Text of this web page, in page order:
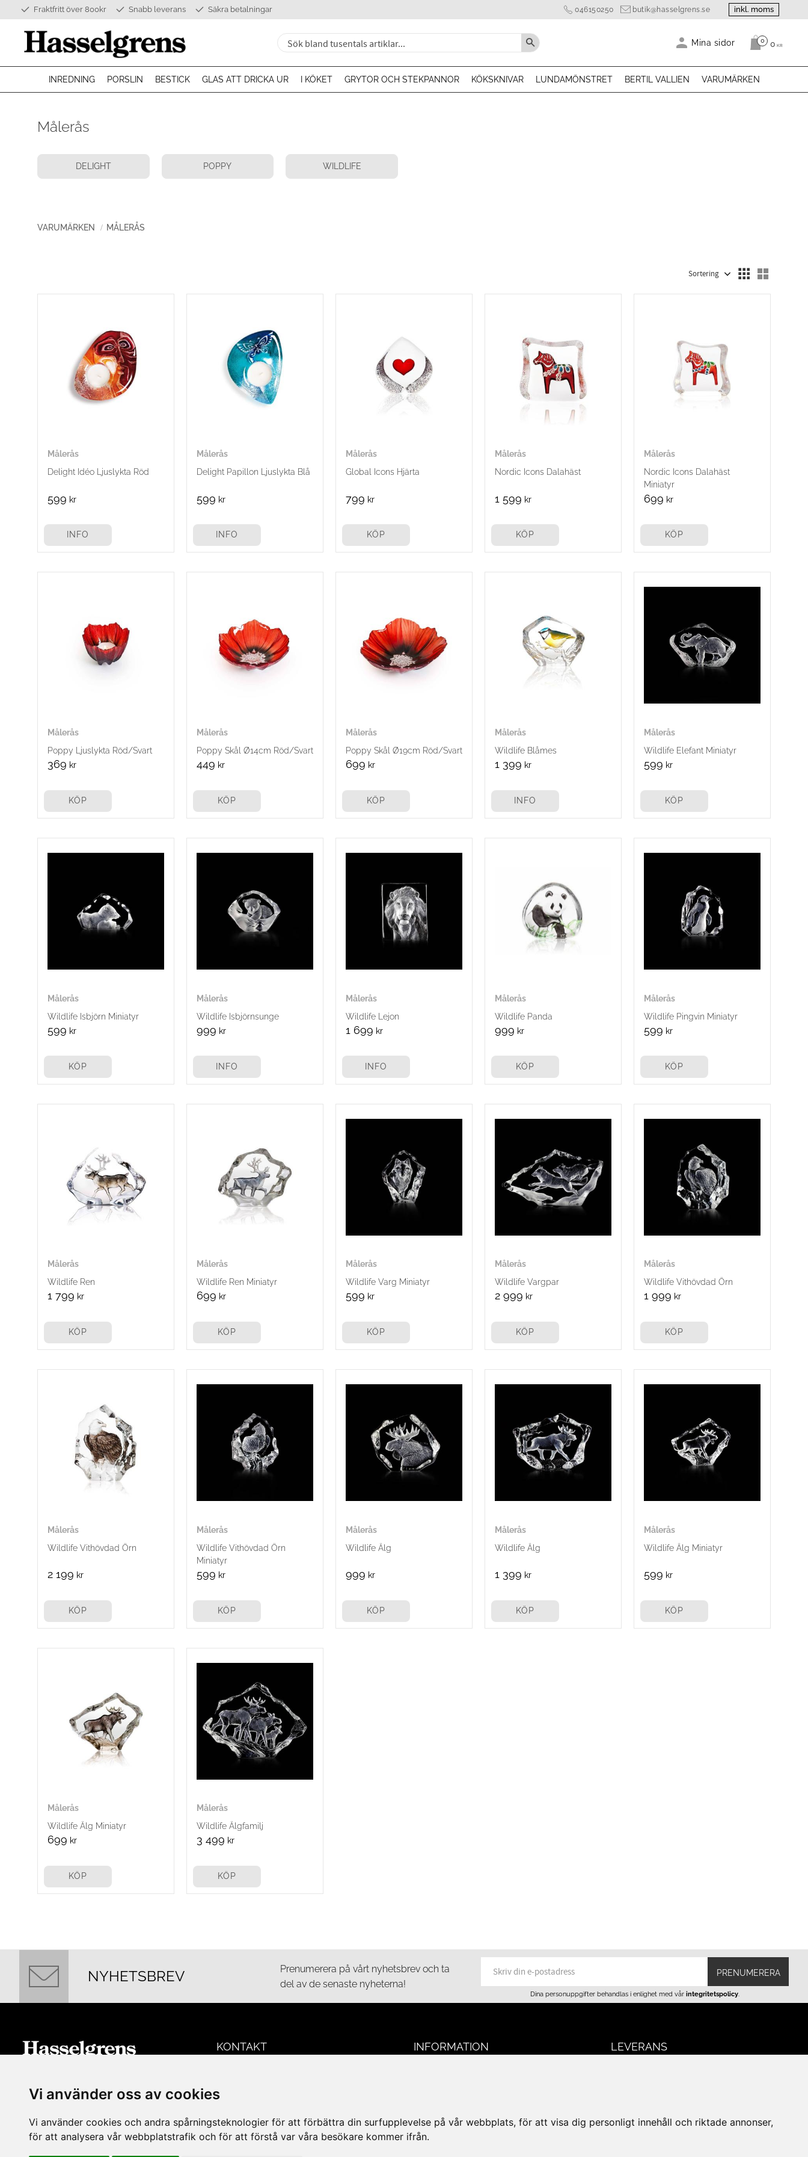
Vi använder oss av cookies
Vi använder cookies och andra spårningsteknologier för att förbättra din surfupplevelse på vår webbplats, för att visa dig personligt innehåll och riktade annonser,
för att analysera vår webbplatstrafik och för att förstå var våra besökare kommer ifrån.
Fraktfritt över 800kr Snabb leverans Säkra betalningar 046150250 butik@hasselgrens.se inkl. moms
Mina sidor Antal
0 0 KR
INREDNING PORSLIN BESTICK GLAS ATT DRICKA UR I KÖKET GRYTOR OCH STEKPANNOR KÖKSKNIVAR LUNDAMÖNSTRET BERTIL VALLIEN VARUMÄRKEN
Målerås
DELIGHT POPPY WILDLIFE
VARUMÄRKEN MÅLERÅS
Målerås
Delight Idéo Ljuslykta Röd
599 kr
INFO
Målerås
Delight Papillon Ljuslykta Blå
599 kr
INFO
Målerås
Global Icons Hjärta
799 kr
KÖP
Målerås
Nordic Icons Dalahäst
1 599 kr
KÖP
Målerås
Nordic Icons Dalahäst
Miniatyr
699 kr
KÖP
Målerås
Poppy Ljuslykta Röd/Svart
369 kr
KÖP
Målerås
Poppy Skål Ø14cm Röd/Svart
449 kr
KÖP
Målerås
Poppy Skål Ø19cm Röd/Svart
699 kr
KÖP
Målerås
Wildlife Blåmes
1 399 kr
INFO
Målerås
Wildlife Elefant Miniatyr
599 kr
KÖP
Målerås
Wildlife Isbjörn Miniatyr
599 kr
KÖP
Målerås
Wildlife Isbjörnsunge
999 kr
INFO
Målerås
Wildlife Lejon
1 699 kr
INFO
Målerås
Wildlife Panda
999 kr
KÖP
Målerås
Wildlife Pingvin Miniatyr
599 kr
KÖP
Målerås
Wildlife Ren
1 799 kr
KÖP
Målerås
Wildlife Ren Miniatyr
699 kr
KÖP
Målerås
Wildlife Varg Miniatyr
599 kr
KÖP
Målerås
Wildlife Vargpar
2 999 kr
KÖP
Målerås
Wildlife Vithövdad Örn
1 999 kr
KÖP
Målerås
Wildlife Vithövdad Örn
2 199 kr
KÖP
Målerås
Wildlife Vithövdad Örn
Miniatyr
599 kr
KÖP
Målerås
Wildlife Älg
999 kr
KÖP
Målerås
Wildlife Älg
1 399 kr
KÖP
Målerås
Wildlife Älg Miniatyr
599 kr
KÖP
Målerås
Wildlife Älg Miniatyr
699 kr
KÖP
Målerås
Wildlife Älgfamilj
3 499 kr
KÖP
NYHETSBREV
Prenumerera på vårt nyhetsbrev och ta
del av de senaste nyheterna!
PRENUMERERA
Dina personuppgifter behandlas i enlighet med vår integritetspolicy.
Hasselgrens Glas & Porslin. En anrik
butik som funnits på samma ställe
sortiment av inredningsprodukter och
husgeråd från många kända
KONTAKT
Vardagar 10-18
Söndagar 12-16
Avvikande öppettider 2026
INFORMATION
Leveranser, reklamationer & returer
Jobba på Hasselgrens
LEVERANS
betalsätt.